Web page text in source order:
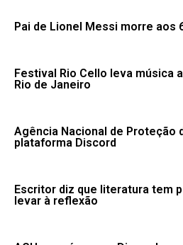
Pai de Lionel Messi morre aos
Festival Rio Cello leva música
Rio de Janeiro
Agência Nacional de Proteção
plataforma Discord
Escritor diz que literatura tem
levar à reflexão